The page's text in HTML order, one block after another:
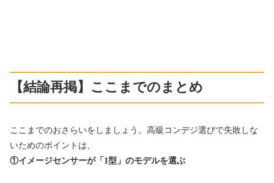
【結論再掲】ここまでのまとめ
ここまでのおさらいをしましょう。高級コンデジ選びで失敗しな
いためのポイントは、
①イメージセンサーが「1型」のモデルを選ぶ